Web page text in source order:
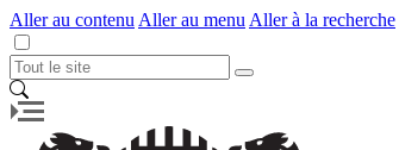
Aller au contenu Aller au menu Aller à la recherche